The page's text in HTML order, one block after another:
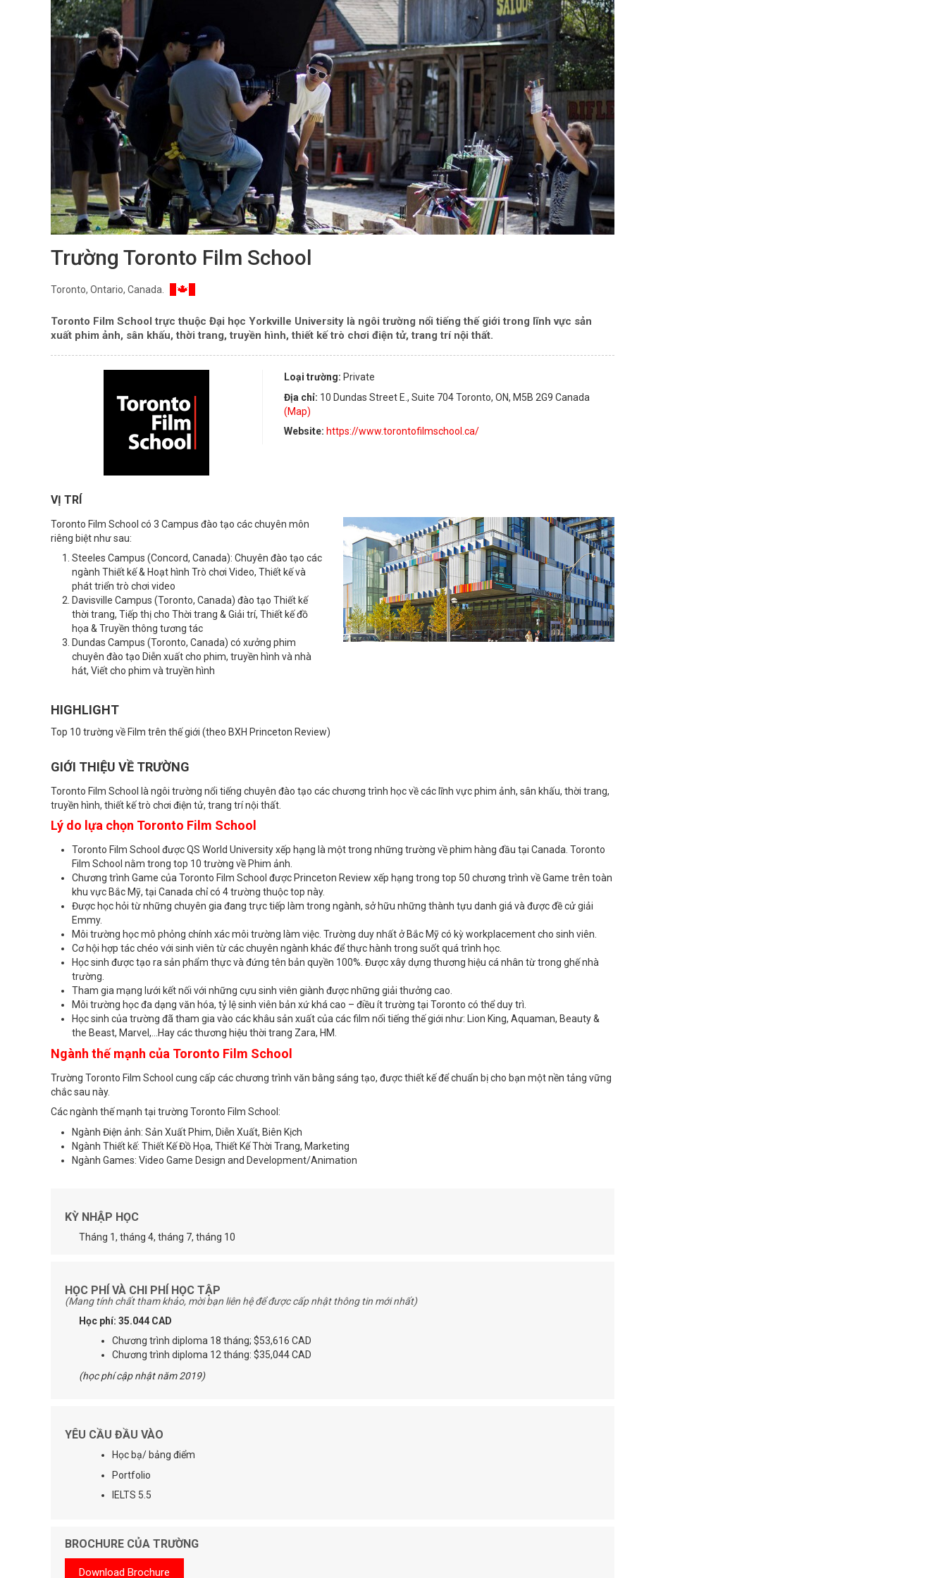
Trường Toronto Film School
Toronto, Ontario, Canada.
Toronto Film School trực thuộc Đại học Yorkville University là ngôi trường nổi tiếng thế giới trong lĩnh vực sản
xuất phim ảnh, sân khấu, thời trang, truyền hình, thiết kế trò chơi điện tử, trang trí nội thất.
Loại trường: Private
Địa chỉ: 10 Dundas Street E., Suite 704 Toronto, ON, M5B 2G9 Canada
(Map)
Website: https://www.torontofilmschool.ca/
VỊ TRÍ
Toronto Film School có 3 Campus đào tạo các chuyên môn
riêng biệt như sau:
Steeles Campus (Concord, Canada): Chuyên đào tạo các
ngành Thiết kế & Hoạt hình Trò chơi Video, Thiết kế và
phát triển trò chơi video
Davisville Campus (Toronto, Canada) đào tạo Thiết kế
thời trang, Tiếp thị cho Thời trang & Giải trí, Thiết kế đồ
họa & Truyền thông tương tác
Dundas Campus (Toronto, Canada) có xưởng phim
chuyên đào tạo Diễn xuất cho phim, truyền hình và nhà
hát, Viết cho phim và truyền hình
HIGHLIGHT
Top 10 trường về Film trên thế giới (theo BXH Princeton Review)
GIỚI THIỆU VỀ TRƯỜNG
Toronto Film School là ngôi trường nổi tiếng chuyên đào tạo các chương trình học về các lĩnh vực phim ảnh, sân khấu, thời trang,
truyền hình, thiết kế trò chơi điện tử, trang trí nội thất.
Lý do lựa chọn Toronto Film School
Toronto Film School được QS World University xếp hạng là một trong những trường về phim hàng đầu tại Canada. Toronto
Film School nằm trong top 10 trường về Phim ảnh.
Chương trình Game của Toronto Film School được Princeton Review xếp hạng trong top 50 chương trình về Game trên toàn
khu vực Bắc Mỹ, tại Canada chỉ có 4 trường thuộc top này.
Được học hỏi từ những chuyên gia đang trực tiếp làm trong ngành, sở hữu những thành tựu danh giá và được đề cử giải
Emmy.
Môi trường học mô phỏng chính xác môi trường làm việc. Trường duy nhất ở Bắc Mỹ có kỳ workplacement cho sinh viên.
Cơ hội hợp tác chéo với sinh viên từ các chuyên ngành khác để thực hành trong suốt quá trình học.
Học sinh được tạo ra sản phẩm thực và đứng tên bản quyền 100%. Được xây dựng thương hiệu cá nhân từ trong ghế nhà
trường.
Tham gia mạng lưới kết nối với những cựu sinh viên giành được những giải thưởng cao.
Môi trường học đa dạng văn hóa, tỷ lệ sinh viên bản xứ khá cao – điều ít trường tại Toronto có thể duy trì.
Học sinh của trường đã tham gia vào các khâu sản xuất của các film nổi tiếng thế giới như: Lion King, Aquaman, Beauty &
the Beast, Marvel,...Hay các thương hiệu thời trang Zara, HM.
Ngành thế mạnh của Toronto Film School
Trường Toronto Film School cung cấp các chương trình văn bằng sáng tạo, được thiết kế để chuẩn bị cho bạn một nền tảng vững
chắc sau này.
Các ngành thế mạnh tại trường Toronto Film School:
Ngành Điện ảnh: Sản Xuất Phim, Diễn Xuất, Biên Kịch
Ngành Thiết kế: Thiết Kế Đồ Họa, Thiết Kế Thời Trang, Marketing
Ngành Games: Video Game Design and Development/Animation
KỲ NHẬP HỌC
Tháng 1, tháng 4, tháng 7, tháng 10
HỌC PHÍ VÀ CHI PHÍ HỌC TẬP
(Mang tính chất tham khảo, mời bạn liên hệ để được cấp nhật thông tin mới nhất)
Học phí: 35.044 CAD
Chương trình diploma 18 tháng; $53,616 CAD
Chương trình diploma 12 tháng: $35,044 CAD
(học phí cập nhật năm 2019)
YÊU CẦU ĐẦU VÀO
Học bạ/ bảng điểm
Portfolio
IELTS 5.5
BROCHURE CỦA TRƯỜNG
Download Brochure